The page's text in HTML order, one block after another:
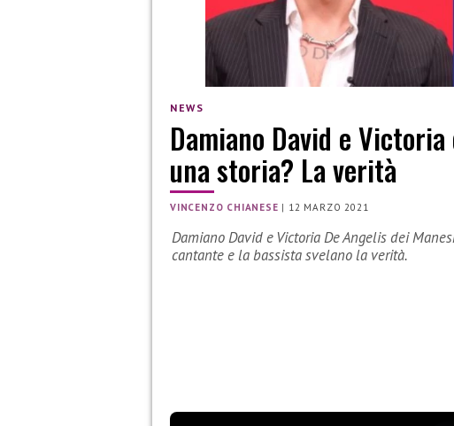
NEWS
Damiano David e
una storia? La verità
VINCENZO CHIANESE | 12 MARZO 2021
Damiano David e Victoria De Angelis dei
cantante e la bassista svelano la verità.